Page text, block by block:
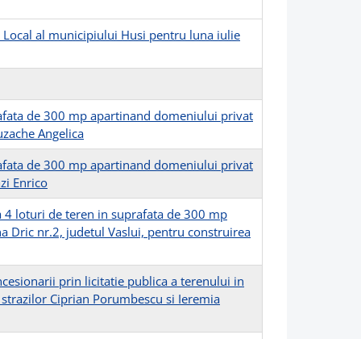
al municipiului Husi pentru luna iulie
de 300 mp apartinand domeniului privat
Angelica
de 300 mp apartinand domeniului privat
Enrico
loturi de teren in suprafata de 300 mp
Dric nr.2, judetul Vaslui, pentru construirea
prin licitatie publica a terenului in
Ciprian Porumbescu si Ieremia